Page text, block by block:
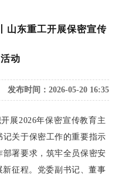
山东重工开展保密宣传
动
发布时间：2026-05-20 16:35
2026年保密宣传教育主
关于保密工作的重要指示
署要求，筑牢全员保密安
征程。党委副书记、董事